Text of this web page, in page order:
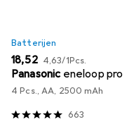
Batterijen
EUR
18,52 EUR
4,63/1Pcs.
Panasonic eneloop pro
4 Pcs., AA, 2500 mAh
663